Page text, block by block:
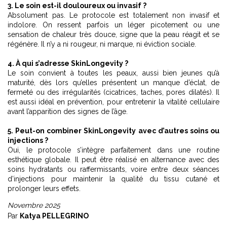
3. Le soin est-il douloureux ou invasif ?
Absolument pas. Le protocole est totalement non invasif et
indolore. On ressent parfois un léger picotement ou une
sensation de chaleur très douce, signe que la peau réagit et se
régénère. Il n’y a ni rougeur, ni marque, ni éviction sociale.
4. À qui s’adresse SkinLongevity ?
Le soin convient à toutes les peaux, aussi bien jeunes qu’à
maturité, dès lors qu’elles présentent un manque d’éclat, de
fermeté ou des irrégularités (cicatrices, taches, pores dilatés). Il
est aussi idéal en prévention, pour entretenir la vitalité cellulaire
avant l’apparition des signes de l’âge.
5. Peut-on combiner SkinLongevity avec d’autres soins ou
injections ?
Oui, le protocole s’intègre parfaitement dans une routine
esthétique globale. Il peut être réalisé en alternance avec des
soins hydratants ou raffermissants, voire entre deux séances
d’injections pour maintenir la qualité du tissu cutané et
prolonger leurs effets.
Novembre 2025
Par Katya PELLEGRINO